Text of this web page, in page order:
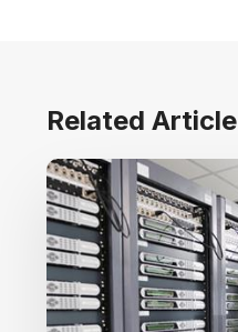
Related Article